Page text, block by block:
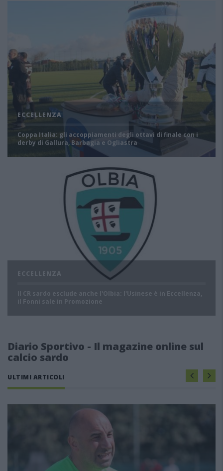
ECCELLENZA
Coppa Italia: gli accoppiamenti degli ottavi di finale con i
derby di Gallura, Barbagia e Ogliastra
ECCELLENZA
Il CR sardo esclude anche l'Olbia: l'Usinese è in Eccellenza,
il Fonni sale in Promozione
Diario Sportivo - Il magazine online sul
calcio sardo
ULTIMI ARTICOLI